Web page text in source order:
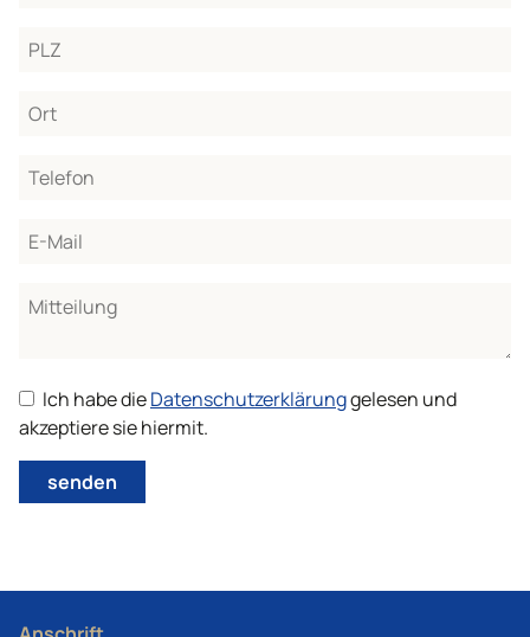
Ich habe dieDatenschutzerklärunggelesen und
akzeptiere sie hiermit.
senden